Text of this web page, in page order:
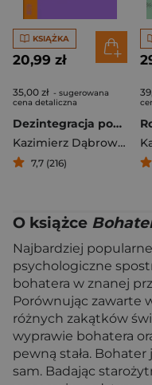
KSIĄŻKA
20,99 zł
35,00 zł - sugerowana
cena detaliczna
Dezintegracja pozytywna
Kazimierz Dąbrowski
7,7 (216)
O książce
Najbardziej
psychologiczne
bohatera w znanej
Porównując zawarte
różnych zakątków
wyprawie bohatera
pewną stała.
sam. Badając